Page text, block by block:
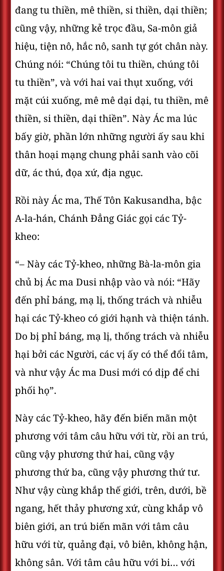
đang tu thiền, mê thiền, si thiền, dại thiền;
cũng vậy, những kẻ trọc đầu, Sa-môn giả
hiệu, tiện nô, hắc nô, sanh tự gót chân này.
Chúng nói: “Chúng tôi tu thiền, chúng tôi
tu thiền”, và với hai vai thụt xuống, với
mặt cúi xuống, mê mê dại dại, tu thiền, mê
thiền, si thiền, dại thiền”. Này Ác ma lúc
bấy giờ, phần lớn những người ấy sau khi
thân hoại mạng chung phải sanh vào cõi
dữ, ác thú, đọa xứ, địa ngục.
Rồi này Ác ma, Thế Tôn Kakusandha, bậc
A-la-hán, Chánh Ðẳng Giác gọi các Tỷ-
kheo:
“– Này các Tỷ-kheo, những Bà-la-môn gia
chủ bị Ác ma Dusi nhập vào và nói: “Hãy
đến phỉ báng, mạ lị, thống trách và nhiễu
hại các Tỷ-kheo có giới hạnh và thiện tánh.
Do bị phỉ báng, mạ lị, thống trách và nhiễu
hại bởi các Người, các vị ấy có thể đổi tâm,
và như vậy Ác ma Dusi mới có dịp để chi
phối họ”.
Này các Tỷ-kheo, hãy đến biến mãn một
phương với tâm câu hữu với từ, rồi an trú,
cũng vậy phương thứ hai, cũng vậy
phương thứ ba, cũng vậy phương thứ tư.
Như vậy cùng khắp thế giới, trên, dưới, bề
ngang, hết thảy phương xứ, cùng khắp vô
biên giới, an trú biến mãn với tâm câu
hữu với từ, quảng đại, vô biên, không hận,
không sân. Với tâm câu hữu với bi… với